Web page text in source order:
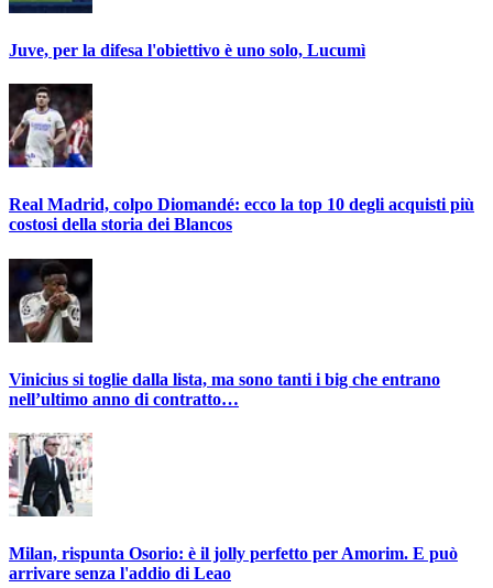
Juve, per la difesa l'obiettivo è uno solo, Lucumì
Real Madrid, colpo Diomandé: ecco la top 10 degli acquisti più
costosi della storia dei Blancos
Vinicius si toglie dalla lista, ma sono tanti i big che entrano
nell’ultimo anno di contratto…
Milan, rispunta Osorio: è il jolly perfetto per Amorim. E può
arrivare senza l'addio di Leao